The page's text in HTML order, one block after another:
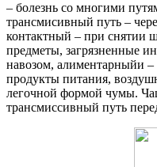
– болезнь со многими
трансмисивный путь –
контактный – при снятии
предметы, загрязненные
навозом, алиментарныйи
продукты питания,
легочной формой чумы.
трансмиссивный путь